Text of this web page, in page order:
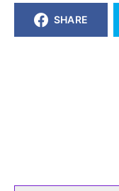
SHARE